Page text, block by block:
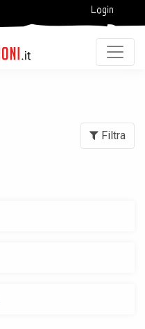
Login
Filtra